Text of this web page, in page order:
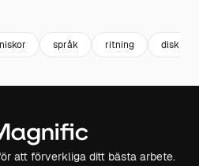
språk ritning
att förverkliga ditt bästa arbete.